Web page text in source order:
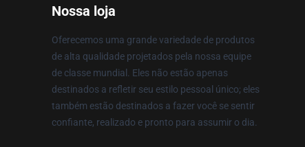
Nossa loja
Oferecemos uma grande variedade de produtos
de alta qualidade projetados pela nossa equipe
de classe mundial. Eles não estão apenas
destinados a refletir seu estilo pessoal único; eles
também estão destinados a fazer você se sentir
confiante, realizado e pronto para assumir o dia.